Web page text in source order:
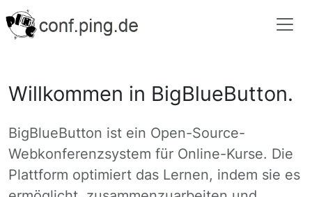
Willkommen in BigBlueButton.
BigBlueButton ist ein Open-Source-
Webkonferenzsystem für Online-Kurse. Die
Plattform optimiert das Lernen, indem sie es